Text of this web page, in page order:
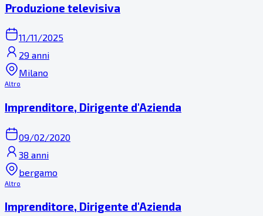
Produzione televisiva
11/11/2025
29 anni
Milano
Altro
Imprenditore, Dirigente d'Azienda
09/02/2020
38 anni
bergamo
Altro
Imprenditore, Dirigente d'Azienda